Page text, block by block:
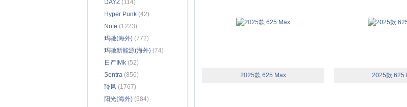
DAYZ (114)
Hyper Punk (42)
Note (1223)
玛驰(海外) (772)
玛驰新能源(海外) (74)
日产IMk (52)
Sentra (856)
聆风 (1767)
阳光(海外) (584)
2025款 625 Max 2025款 625